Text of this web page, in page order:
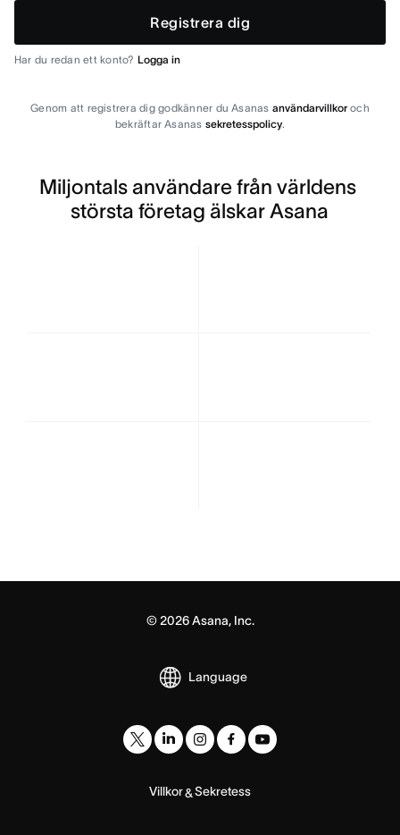
Registrera dig
Har du redan ett konto? Logga in
Genom att registrera dig godkänner du Asanas användarvillkoroch
bekräftar Asanas sekretesspolicy.
Miljontals användare från världens
största företag älskar Asana
© 2026Asana, Inc.
Language
Villkor&Sekretess